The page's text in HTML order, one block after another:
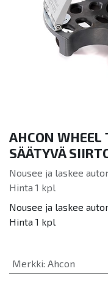
AHCON WHEEL
SÄÄTYVÄ
Nousee ja laskee
Hinta 1 kpl
Nousee ja laskee
Hinta 1 kpl
Merkki: Ahcon